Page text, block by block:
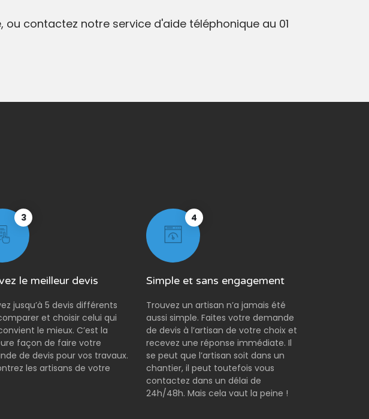
contactez notre service d'aide téléphonique au 01
3
le meilleur devis
jusqu’à 5 devis différents
et choisir celui qui
le mieux. C’est la
façon de faire votre
de devis pour vos travaux.
les artisans de votre
4
Simple et sans engagement
Trouvez un artisan n’a jamais été
aussi simple. Faites votre demande
de devis à l’artisan de votre choix et
recevez une réponse immédiate. Il
se peut que l’artisan soit dans un
chantier, il peut toutefois vous
contactez dans un délai de
24h/48h. Mais cela vaut la peine !